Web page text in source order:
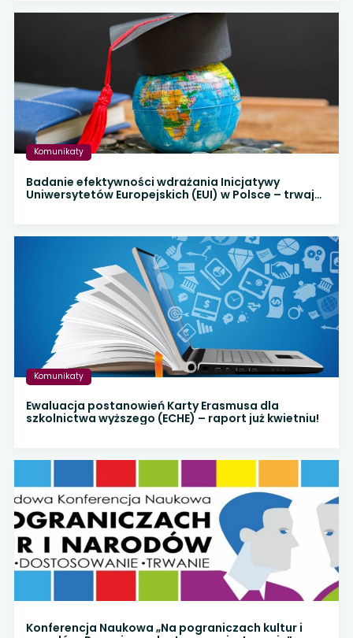
Komunikaty
Badanie efektywności wdrażania Inicjatywy
Uniwersytetów Europejskich (EUI) w Polsce – trwają
Komunikaty
Ewaluacja postanowień Karty Erasmusa dla
szkolnictwa wyższego (ECHE) – raport już kwietniu!
Konferencja Naukowa „Na pograniczach kultur i